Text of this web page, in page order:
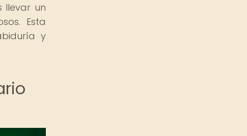
llevar un
Esta
y